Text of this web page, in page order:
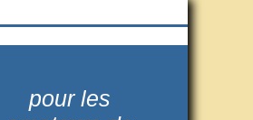
pour les